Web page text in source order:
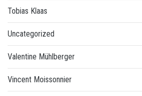
Tobias Klaas
Uncategorized
Valentine Mühlberger
Vincent Moissonnier